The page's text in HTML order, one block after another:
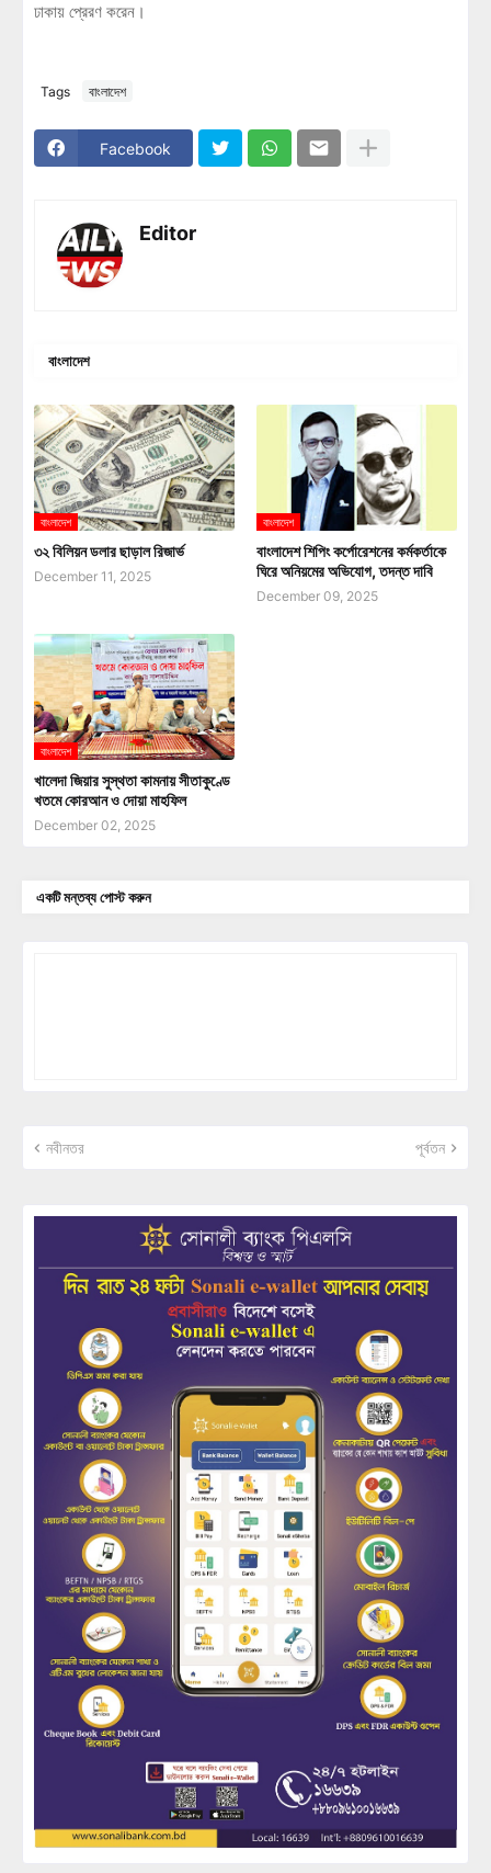
ঢাকায় প্রেরণ করেন।
Tags বাংলাদেশ
Facebook
Editor
বাংলাদেশ
বাংলাদেশ
৩২ বিলিয়ন ডলার ছাড়াল রিজার্ভ
December 11, 2025
বাংলাদেশ
বাংলাদেশ শিপিং কর্পোরেশনের কর্মকর্তাকে
ঘিরে অনিয়মের অভিযোগ, তদন্ত দাবি
December 09, 2025
বাংলাদেশ
খালেদা জিয়ার সুস্থতা কামনায় সীতাকুণ্ডে
খতমে কোরআন ও দোয়া মাহফিল
December 02, 2025
একটি মন্তব্য পোস্ট করুন
নবীনতর পূর্বতন